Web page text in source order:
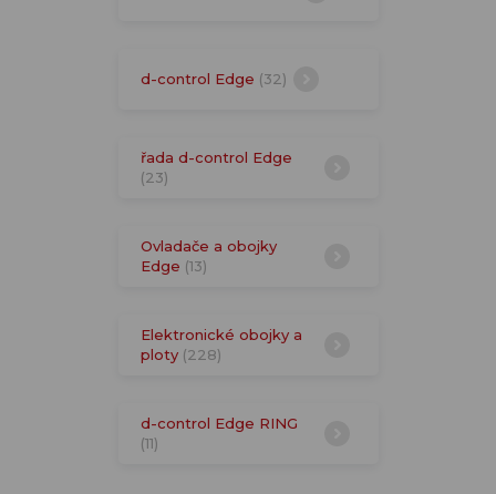
d-control Edge (32)
řada d-control Edge
(23)
Ovladače a obojky
Edge (13)
Elektronické obojky a
ploty (228)
d-control Edge RING
(11)